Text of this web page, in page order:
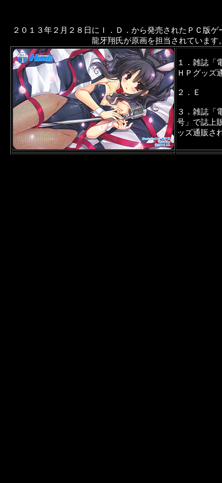
２０１３年２月２８日にＩ．Ｄ．から発売されたＰＣ版
龍牙翔氏が原画を担当されています
１．雑誌「
ＨＰグッズ
２．Ｅ
３．雑誌「
号」で誌上
ッズ通販さ